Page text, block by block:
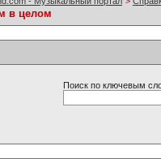
в целом
Поиск по ключевым